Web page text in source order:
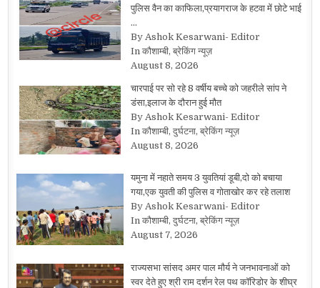
पुलिस वैन का काफिला,प्रयागराज के हटवा में छोटे भाई
…
By Ashok Kesarwani- Editor
In कौशाम्बी, ब्रेकिंग न्यूज़
August 8, 2026
चारपाई पर सो रहे 8 वर्षीय बच्चे को जहरीले सांप ने
डंसा,इलाज के दौरान हुई मौत
By Ashok Kesarwani- Editor
In कौशाम्बी, दुर्घटना, ब्रेकिंग न्यूज़
August 8, 2026
यमुना में नहाते समय 3 युवतियां डूबी,दो को बचाया
गया,एक युवती की पुलिस व गोताखोर कर रहे तलाश
By Ashok Kesarwani- Editor
In कौशाम्बी, दुर्घटना, ब्रेकिंग न्यूज़
August 7, 2026
राज्यसभा सांसद अमर पाल मौर्य ने जनभावनाओं को
स्वर देते हुए श्री राम दर्शन रेल पथ कॉरिडोर के शीघ्र